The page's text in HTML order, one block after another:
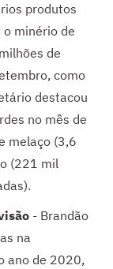
produtos
minério de
de
como
destacou
no mês de
melaço (3,6
(221 mil
- Brandão
na
ano de 2020,